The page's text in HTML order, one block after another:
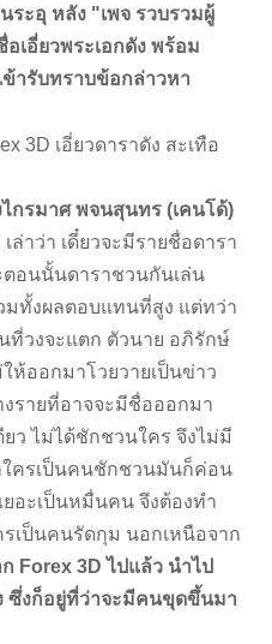
ระอุ หลัง "เพจ รวบรวมผู้
เอี่ยวพระเอกดัง พร้อม
ข้ารับทราบข้อกล่าวหา
ไกรมาศ พจนสุนทร (เคนโด้)
เล่าว่า เดี๋ยวจะมีรายชื่อดารา
ตอนนั้นดาราชวนกันเล่น
มทั้งผลตอบแทนที่สูง แต่ทว่า
ที่วงจะแตก ตัวนาย อภิรักษ์
ห้ออกมาโวยวายเป็นข่าว
รายที่อาจจะมีชื่อออกมา
ยว ไม่ได้ชักชวนใคร จึงไม่มี
ครเป็นคนชักชวนมันก็ค่อน
ยอะเป็นหมื่นคน จึงต้องทำ
เป็นคนรัดกุม นอกเหนือจาก
Forex 3D ไปแล้ว นำไป
ซึ่งก็อยู่ที่ว่าจะมีคนขุดขึ้นมา